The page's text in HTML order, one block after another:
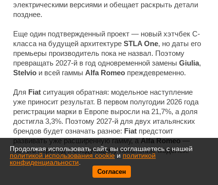
электрическими версиями и обещает раскрыть детали
позднее.
Еще один подтвержденный проект — новый хэтчбек C-
класса на будущей архитектуре STLA One, но даты его
премьеры производитель пока не назвал. Поэтому
превращать 2027-й в год одновременной замены Giulia,
Stelvio и всей гаммы Alfa Romeo преждевременно.
Для Fiat ситуация обратная: модельное наступление
уже приносит результат. В первом полугодии 2026 года
регистрации марки в Европе выросли на 21,7%, а доля
достигла 3,3%. Поэтому 2027-й для двух итальянских
брендов будет означать разное: Fiat предстоит
развивать уже расширенную гамму, аAlfa Romeo—
начать переход к следующему поколению моделей.
Продолжая использовать сайт, вы соглашаетесь с нашей
политикой использования cookieиполитикой
конфиденциальности
Согласен